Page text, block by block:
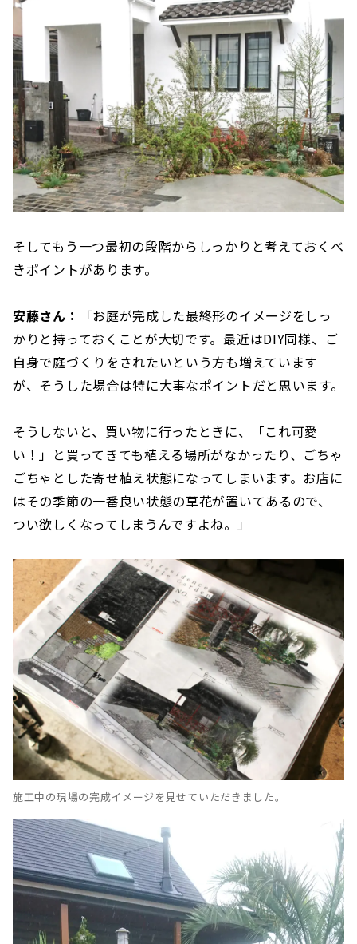
そしてもう一つ最初の段階からしっかりと考えておくべ
きポイントがあります。
安藤さん：
「お庭が完成した最終形のイメージをしっ
かりと持っておくことが大切です。最近はDIY同様、ご
自身で庭づくりをされたいという方も増えています
が、そうした場合は特に大事なポイントだと思います。
そうしないと、買い物に行ったときに、「これ可愛
い！」と買ってきても植える場所がなかったり、ごちゃ
ごちゃとした寄せ植え状態になってしまいます。お店に
はその季節の一番良い状態の草花が置いてあるので、
つい欲しくなってしまうんですよね。」
施工中の現場の完成イメージを見せていただきました。